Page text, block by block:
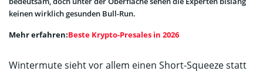
keinen wirklich gesunden Bull-Run.
Mehr erfahren:Beste Krypto-Presales in 2026
Wintermute sieht vor allem einen Short-Squeeze statt